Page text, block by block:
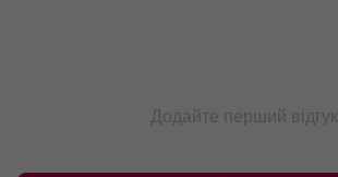
Додайте перший відгук